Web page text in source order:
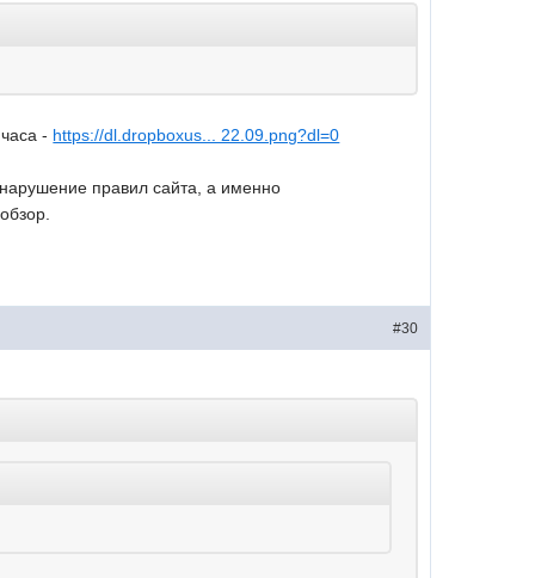
- https://dl.dropboxus... 22.09.png?dl=0
правил сайта, а именно
#30